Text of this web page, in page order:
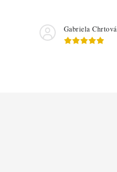
Gabriela Chrtová